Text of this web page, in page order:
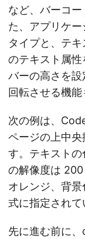
など、バーコ
た、アプリケ
タイプと、テ
のテキスト属性
バーの高さを
回転させる機能
次の例は、
ページの上中
す。テキスト
の解像度は
オレンジ、背
式に指定されて
先に進む前に